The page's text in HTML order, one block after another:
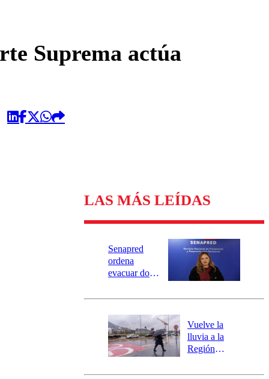
Suprema actúa
LAS MÁS LEÍDAS
Senapred
ordena
evacuar dos
Carahue por
río Damas:
activa
mensajería
SAE
Vuelve la
lluvia a la
Región
este es el